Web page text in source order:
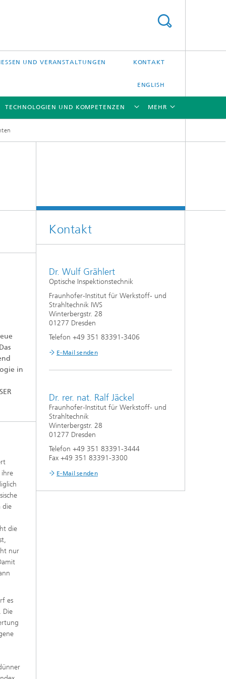
UND VERANSTALTUNGEN KONTAKT
ENGLISH
TECHNOLOGIEN UND KOMPETENZEN
Laserschweißen
Laserschneiden
MEHR
in
ihre
die
die
nur
es
Die
Kontakt
Dr. Wulf Grählert
Optische Inspektionstechnik
Fraunhofer-Institut für Werkstoff- und
Strahltechnik IWS
Winterbergstr. 28
01277 Dresden
Telefon +49 351 83391-3406
E-Mail senden
Dr. rer. nat. Ralf Jäckel
Fraunhofer-Institut für Werkstoff- und
Strahltechnik
Winterbergstr. 28
01277 Dresden
Telefon +49 351 83391-3444
Fax +49 351 83391-3300
E-Mail senden